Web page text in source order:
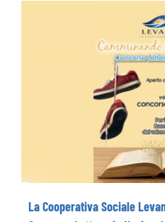
La Cooperativa
il 1° Concorso
“Camminando tra
La Cooperativa Sociale